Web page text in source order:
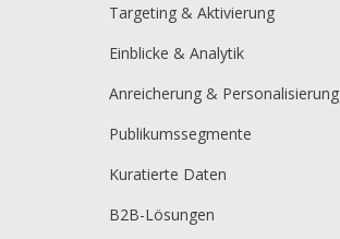
Targeting & Aktivierung
Einblicke & Analytik
Anreicherung & Personalisierung
Publikumssegmente
Kuratierte Daten
B2B-Lösungen